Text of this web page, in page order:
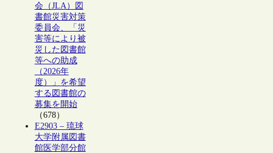
会（JLA）図
書館災害対策
委員会、「災
害等により被
災した図書館
等への助成
（2026年
度）」を希望
する図書館の
募集を開始
（678）
E2903 – 琉球
大学附属図書
館医学部分館